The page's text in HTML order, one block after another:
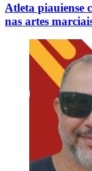
Atleta piauiense
nas artes